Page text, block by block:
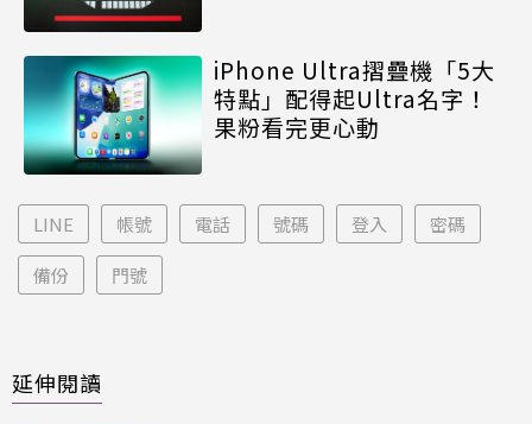
iPhone Ultra摺疊機「5大
特點」配得起Ultra名字！
果粉看完更心動
LINE 帳號 電話 號碼 登入 密碼
備份 門號
延伸閱讀